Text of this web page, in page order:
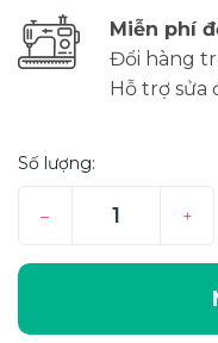
Miễn phí
Đổi hàng
Hỗ trợ sửa
Số lượng:
– +